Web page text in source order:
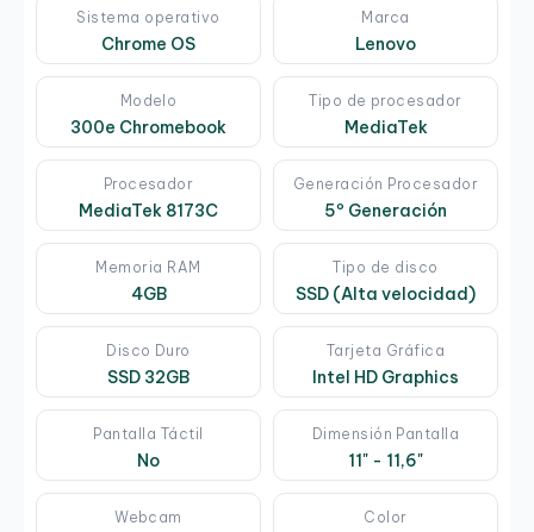
Sistema operativo
Chrome OS
Marca
Lenovo
Modelo
300e Chromebook
Tipo de procesador
MediaTek
Procesador
MediaTek 8173C
Generación Procesador
5º Generación
Memoria RAM
4GB
Tipo de disco
SSD (Alta velocidad)
Disco Duro
SSD 32GB
Tarjeta Gráfica
Intel HD Graphics
Pantalla Táctil
No
Dimensión Pantalla
11" - 11,6"
Webcam Color